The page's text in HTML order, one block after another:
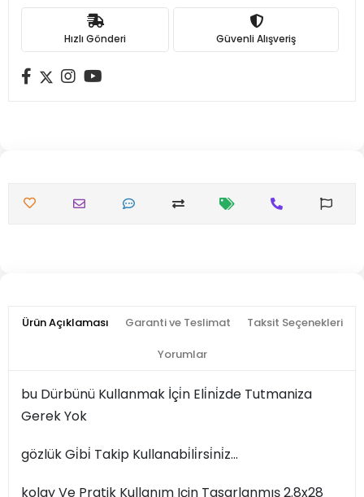
Hızlı Gönderi Güvenli Alışveriş
Ürün Açıklaması Garanti ve Teslimat Taksit Seçenekleri
Yorumlar
bu Dürbünü Kullanmak İçi̇n Eli̇ni̇zde Tutmaniza
Gerek Yok
gözlük Gi̇bi̇ Takip Kullanabi̇li̇rsi̇ni̇z...
kolay Ve Pratik Kullanım Için Tasarlanmış 2.8x28